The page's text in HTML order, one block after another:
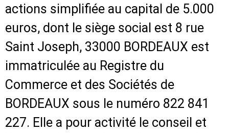
actions simplifiée au capital de 5.000
euros, dont le siège social est 8 rue
Saint Joseph, 33000 BORDEAUX est
immatriculée au Registre du
Commerce et des Sociétés de
BORDEAUX sous le numéro 822 841
227. Elle a pour activité le conseil et